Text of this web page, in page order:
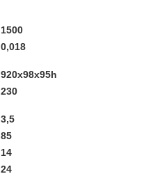
1500
0,018
920х98х95һ
230
3,5
85
14
24